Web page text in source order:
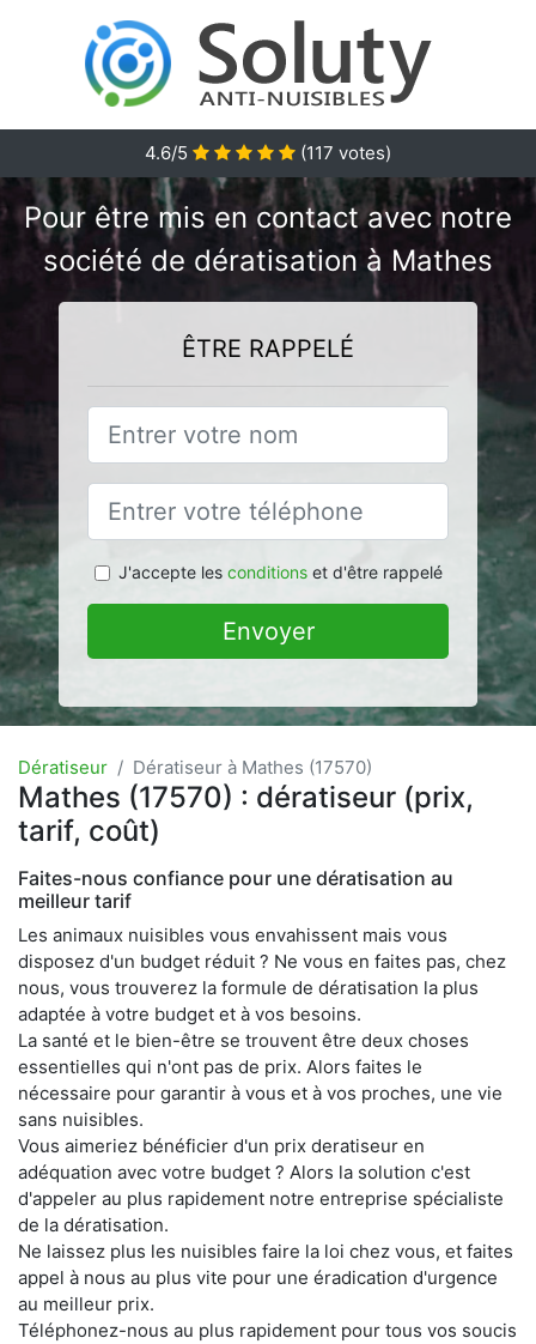
4.6/5 (117 votes)
Pour être mis en contact avec notre
société de dératisation à Mathes
ÊTRE RAPPELÉ
J'accepte les conditionset d'être rappelé
Envoyer
Dératiseur Dératiseur à Mathes (17570)
Mathes (17570) : dératiseur (prix,
tarif, coût)
Faites-nous confiance pour une dératisation au
meilleur tarif
Les animaux nuisibles vous envahissent mais vous
disposez d'un budget réduit ? Ne vous en faites pas, chez
nous, vous trouverez la formule de dératisation la plus
adaptée à votre budget et à vos besoins.
La santé et le bien-être se trouvent être deux choses
essentielles qui n'ont pas de prix. Alors faites le
nécessaire pour garantir à vous et à vos proches, une vie
sans nuisibles.
Vous aimeriez bénéficier d'un prix deratiseur en
adéquation avec votre budget ? Alors la solution c'est
d'appeler au plus rapidement notre entreprise spécialiste
de la dératisation.
Ne laissez plus les nuisibles faire la loi chez vous, et faites
appel à nous au plus vite pour une éradication d'urgence
au meilleur prix.
Téléphonez-nous au plus rapidement pour tous vos soucis